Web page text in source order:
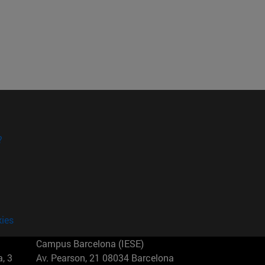
3
Campus Barcelona (IESE)
Av. Pearson, 21 08034 Barcelona